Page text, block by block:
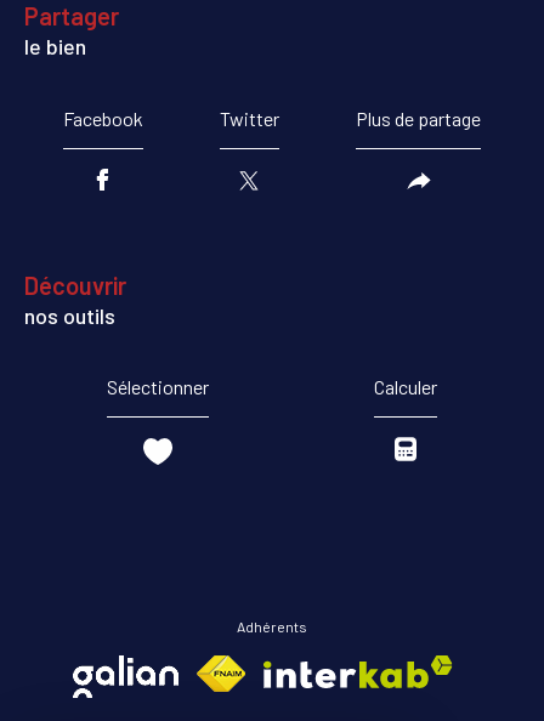
partager
le bien
Facebook Twitter Plus de partage
découvrir
nos outils
Sélectionner Calculer
Adhérents